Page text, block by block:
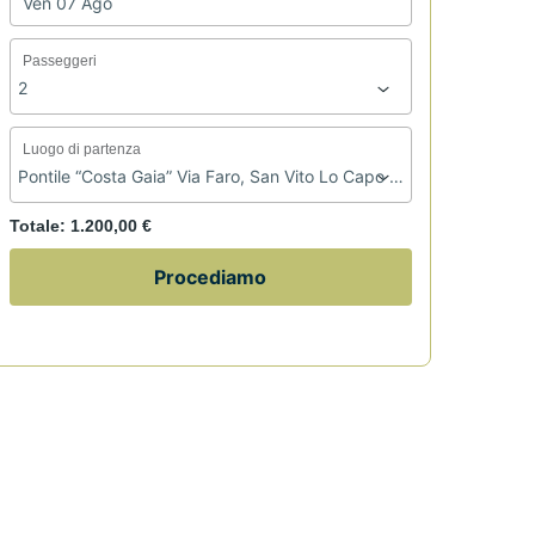
Passeggeri
Luogo di partenza
Totale: 1.200,00 €
Procediamo